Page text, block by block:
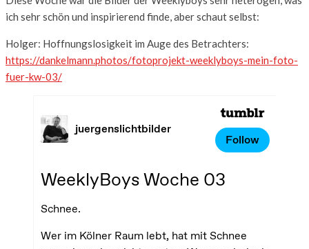
ich sehr schön und inspirierend finde, aber schaut selbst:
Holger: Hoffnungslosigkeit im Auge des Betrachters:
https://dankelmann.photos/fotoprojekt-weeklyboys-mein-foto-
fuer-kw-03/